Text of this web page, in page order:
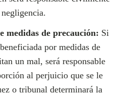
medidas de precaución: Si
por medidas de
un mal, será responsable
al perjuicio que se le
o tribunal determinará la